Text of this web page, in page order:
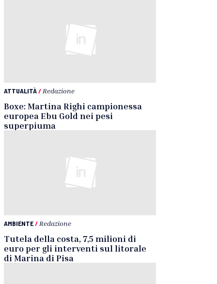
ATTUALITÀ/ Redazione
Boxe: Martina Righi campionessa
europea Ebu Gold nei pesi
superpiuma
AMBIENTE/ Redazione
Tutela della costa, 7,5 milioni di
euro per gli interventi sul litorale
di Marina di Pisa